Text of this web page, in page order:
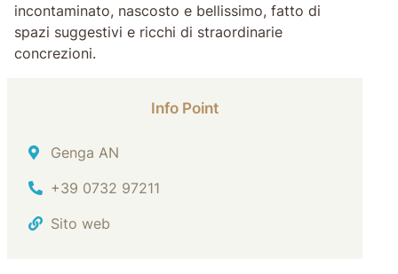
incontaminato, nascosto e bellissimo, fatto di
spazi suggestivi e ricchi di straordinarie
concrezioni.
Info Point
Indirizzo
Genga AN
Tel.
+39 0732 97211
Sito web